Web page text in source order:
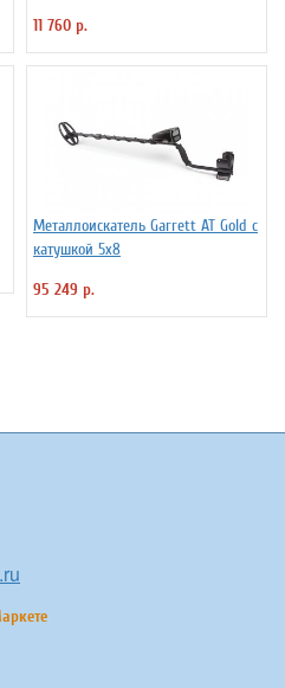
11 760 р.
Металлоискатель Garrett AT Gold с
катушкой 5x8
95 249 р.